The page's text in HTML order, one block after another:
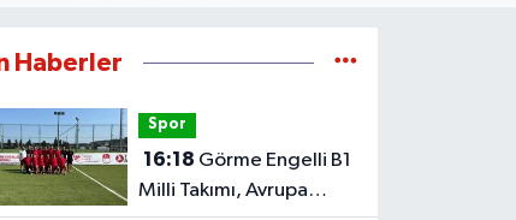
Haberler
Spor
16:18
Milli Takımı, Avrupa